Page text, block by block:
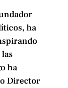
ha
ha
Director